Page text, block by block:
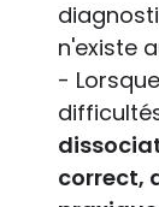
n'existe
-
correct,